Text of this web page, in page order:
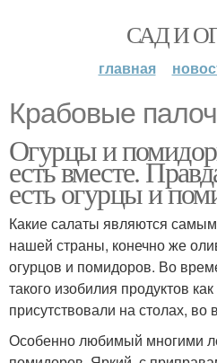
САД И
главная
Крабовые
Огурцы и
есть вместе.
есть огурцы и
Какие салаты являются
нашей страны, конечно же
огурцов и помидоров. Во
такого изобилия продуктов
присутствовали на столах,
Особенно любимый многими